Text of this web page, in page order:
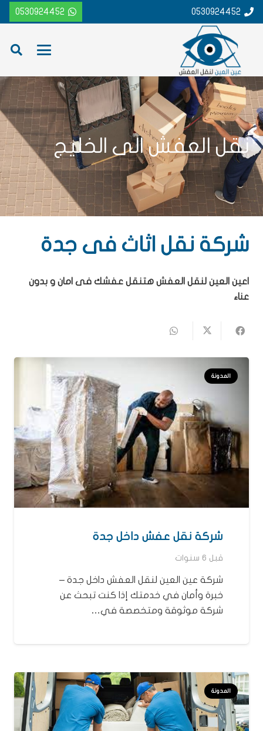
0530924452
0530924452
نقل العفش الى الخليج
شركة نقل اثاث فى جدة
اعين العين لنقل العفش هتنقل عفشك فى امان و بدون
عناء
المدونة
شركة نقل عفش داخل جدة
قبل 6 سنوات
شركة عين العين لنقل العفش داخل جدة –
خبرة وأمان في خدمتك إذا كنت تبحث عن
شركة موثوقة ومتخصصة في…
المدونة